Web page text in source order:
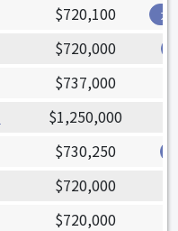
$720,100 ガ
$720,000
$737,000
$1,250,000
$730,250
$720,000
$720,000